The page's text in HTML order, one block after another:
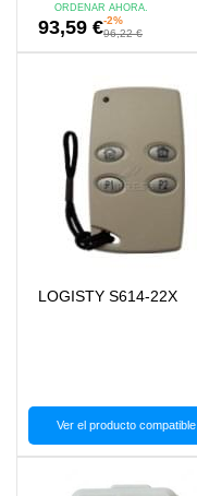
ORDENAR AHORA.
93,59 €-2%
96,22 €
LOGISTY S614-22X
Ver el producto compatible.